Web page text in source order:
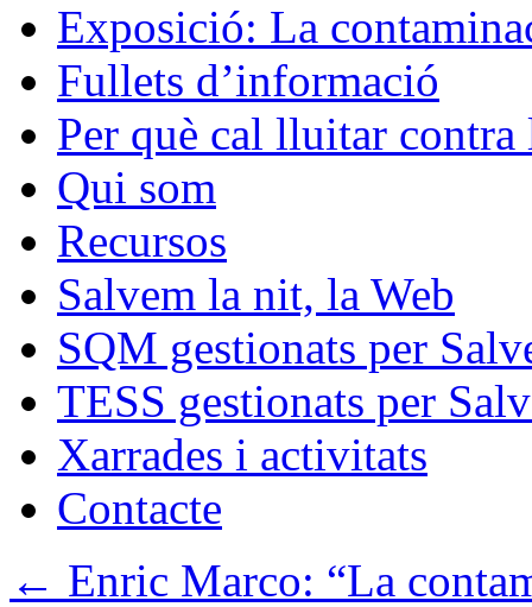
Exposició: La
Fullets d’informació
Per què cal lluitar
Qui som
Recursos
Salvem la nit, la Web
SQM gestionats per
TESS gestionats per
Xarrades i activitats
Contacte
← Enric Marco: “La